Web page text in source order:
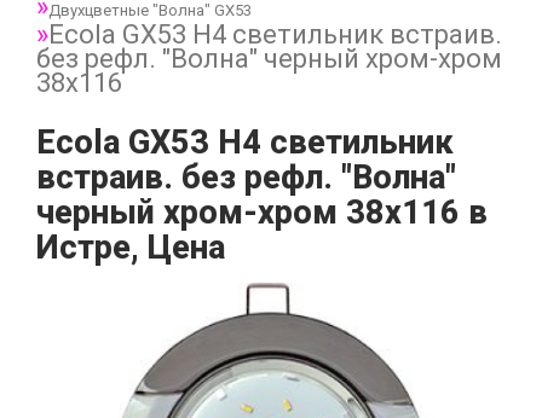
Двухцветные "Волна" GX53
Ecola GX53 H4 светильник встраив.
без рефл. "Волна" черный хром-хром
38x116
Ecola GX53 H4 светильник
встраив. без рефл. "Волна"
черный хром-хром 38x116 в
Истре, Цена